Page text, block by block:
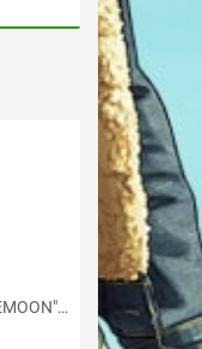
GTA RP : ? OUVERTURE DU SERVEUR RP "FIVEMOON"  ACCÈS LIBRE ?